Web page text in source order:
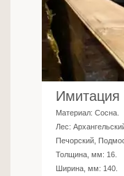
Имитация
Материал: Сосна
Лес:
Печорский,
Толщина, мм: 16
Ширина, мм: 140